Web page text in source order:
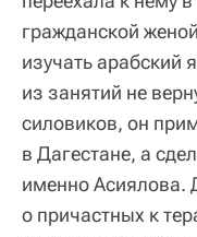
гражданской
изучать арабский
из занятий не
силовиков, он
в Дагестане, а
именно Асиялова.
о причастных к